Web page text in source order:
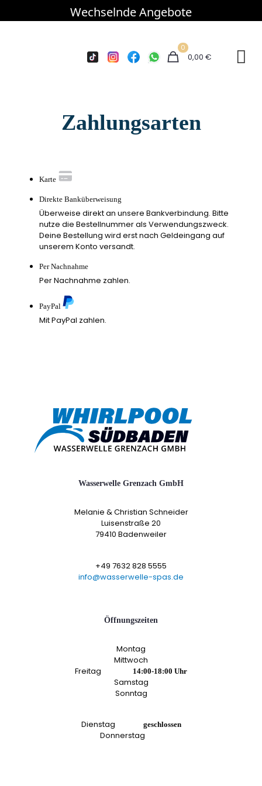
Wechselnde Angebote
0
0,00 €
Zahlungsarten
Karte
Direkte Banküberweisung
Überweise direkt an unsere Bankverbindung. Bitte
nutze die Bestellnummer als Verwendungszweck.
Deine Bestellung wird erst nach Geldeingang auf
unserem Konto versandt.
Per Nachnahme
Per Nachnahme zahlen.
PayPal
Mit PayPal zahlen.
Wasserwelle Grenzach GmbH
Melanie & Christian Schneider
Luisenstraße 20
79410 Badenweiler
+49 7632 828 5555
info@wasserwelle-spas.de
Öffnungszeiten
Montag
Mittwoch
Freitag
14:00-18:00 Uhr
Samstag
Sonntag
Dienstag geschlossen
Donnerstag